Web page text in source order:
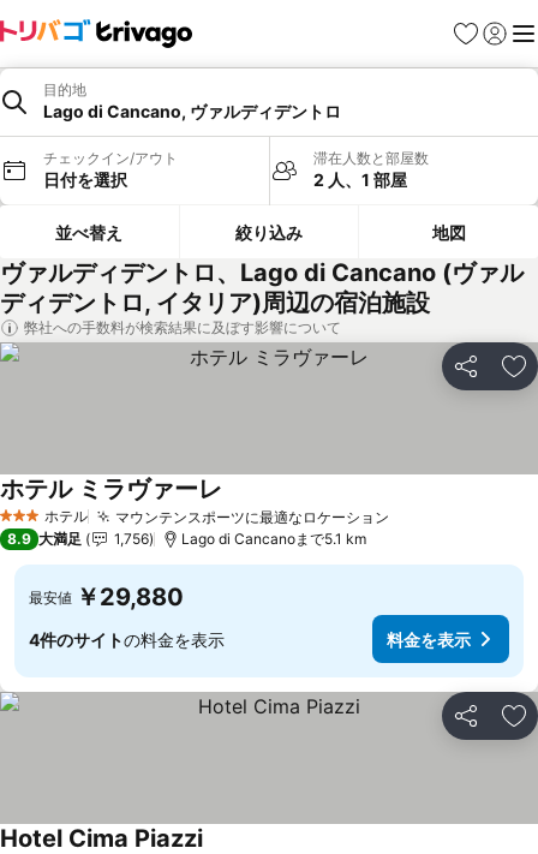
お気に入り
ログイ
メ
目的地
Lago di Cancano, ヴァルディデントロ
チェックイン/アウト
日付を選択
滞在人数と部屋数
2 人、1 部屋
並べ替え 絞り込み 地図
ヴァルディデントロ、Lago di Cancano (ヴァル
ディデントロ, イタリア)周辺の宿泊施設
弊社への手数料が検索結果に及ぼす影響について
シェア お
3 ホテルのランク
ホテル マウンテンスポーツに最適なロケーション
ホテル ミラヴァーレ
8.9 大満足 1,756 Lago di Cancanoまで5.1 km
最安値 ￥29,880
4件のサイトの料金を表示 料金を表示
シェア お
Hotel Cima Piazzi